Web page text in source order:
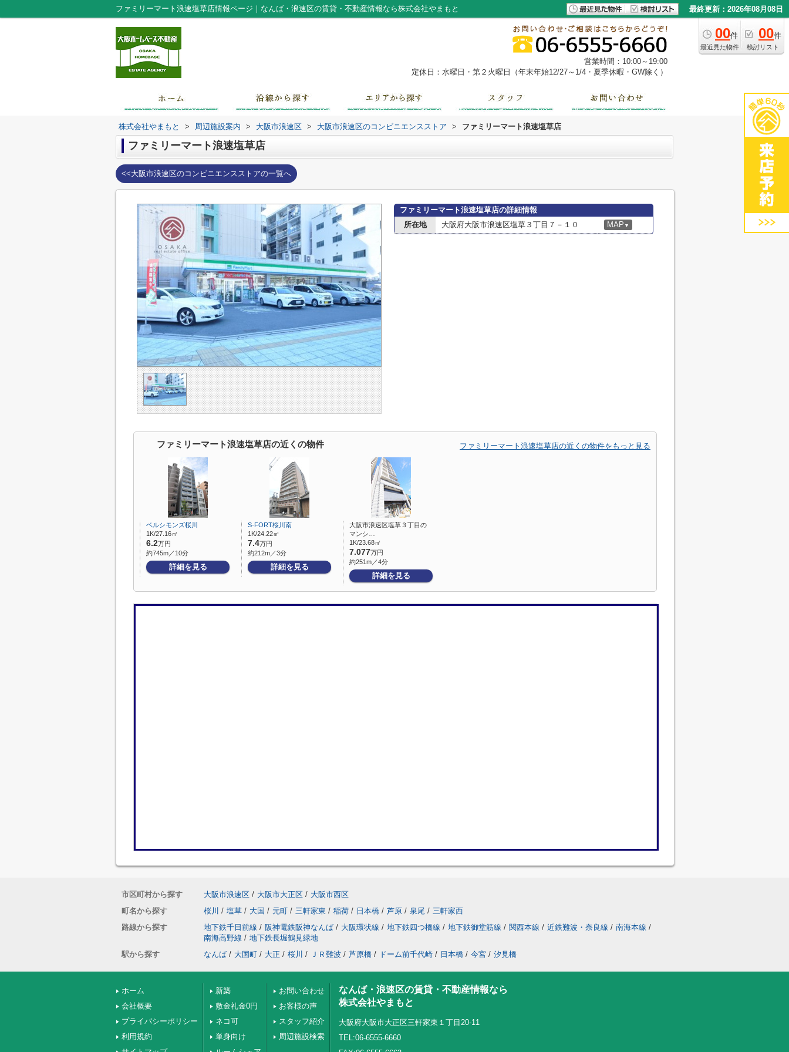
ファミリーマート浪速塩草店情報ページ｜なんば・浪速区の賃貸・不動産情報なら株式会社やまもと 最終更新：2026年08月08日
00件
最近見た物件
00件
検討リスト
営業時間：10:00～19:00
定休日：水曜日・第２火曜日（年末年始12/27～1/4・夏季休暇・GW除く）
株式会社やまもと > 周辺施設案内 > 大阪市浪速区 > 大阪市浪速区のコンビニエンスストア > ファミリーマート浪速塩草店
ファミリーマート浪速塩草店
<<大阪市浪速区のコンビニエンスストアの一覧へ
ファミリーマート浪速塩草店の詳細情報
所在地
大阪府大阪市浪速区塩草３丁目７－１０ MAP ▼
ファミリーマート浪速塩草店の近くの物件 ファミリーマート浪速塩草店の近くの物件をもっと見る
ベルシモンズ桜川
1K/27.16㎡
6.2万円
約745m／10分
詳細を見る
S-FORT桜川南
1K/24.22㎡
7.4万円
約212m／3分
詳細を見る
大阪市浪速区塩草３丁目の
マンシ…
1K/23.68㎡
7.077万円
約251m／4分
詳細を見る
市区町村から探す 大阪市浪速区 / 大阪市大正区 / 大阪市西区
町名から探す
桜川 / 塩草 / 大国 / 元町 / 三軒家東 / 稲荷 / 日本橋 / 芦原 / 泉尾 / 三軒家西
路線から探す
地下鉄千日前線 / 阪神電鉄阪神なんば / 大阪環状線 / 地下鉄四つ橋線 / 地下鉄御堂筋線 / 関西本線 / 近鉄難波・奈良線 / 南海本線 /
南海高野線 / 地下鉄長堀鶴見緑地
駅から探す
なんば / 大国町 / 大正 / 桜川 / ＪＲ難波 / 芦原橋 / ドーム前千代崎 / 日本橋 / 今宮 / 汐見橋
ホーム
会社概要
プライバシーポリシー
利用規約
新築
敷金礼金0円
ネコ可
単身向け
お問い合わせ
お客様の声
スタッフ紹介
周辺施設検索
なんば・浪速区の賃貸・不動産情報なら
株式会社やまもと
大阪府大阪市大正区三軒家東１丁目20-11
TEL:06-6555-6660